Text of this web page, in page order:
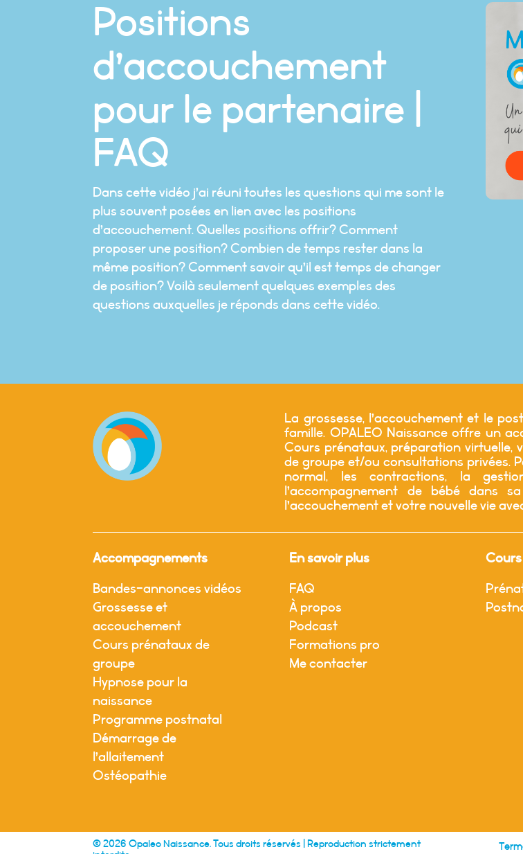
Positions
d’accouchement
pour le partenaire |
FAQ
Dans cette vidéo j’ai réuni toutes les questions qui me sont le
plus souvent posées en lien avec les positions
d’accouchement. Quelles positions offrir? Comment
proposer une position? Combien de temps rester dans la
même position? Comment savoir qu’il est temps de changer
de position? Voilà seulement quelques exemples des
questions auxquelles je réponds dans cette vidéo.
La grossesse, l’accouchement et le
famille. OPALEO Naissance offre un
Cours prénataux, préparation virtuelle,
de groupe et/ou consultations privées.
normal, les contractions, la
l’accompagnement de bébé dans
l’accouchement et votre nouvelle vie
Accompagnements
Bandes-annonces vidéos
Grossesse et
accouchement
Cours prénataux de
groupe
Hypnose pour la
naissance
Programme postnatal
Démarrage de
l’allaitement
Ostéopathie
En savoir plus
FAQ
À propos
Podcast
Formations pro
Me contacter
© 2026 Opaleo Naissance. Tous droits réservés | Reproduction strictement